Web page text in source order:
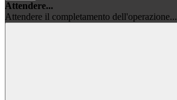
Attendere...
Attendere il completamento dell'operazione...